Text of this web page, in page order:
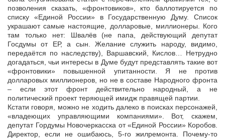
позволения сказать, «фронтовиков», кто баллотируется по
списку «Единой России» в Государственную Думу. Список
украшают самые настоящие, долларовые, миллионеры. Кого
там только нет: Швалёв (не папа, действующий депутат
Госдумы от ЕР, а сын. Желание служить народу, видимо,
передаётся по наследству), Варшавский, Кислов… Нетрудно
догадаться, чьи интересы в Думе будут представлять такие вот
«фронтовики» повышенной упитанности. Я не против
долларовых миллионеров, но не в составе Народного фронта
– если этот фронт действительно народный, а не
политический проект теряющей имидж правящей партии.
Кстати говоря, можно не ходить далеко в поисках персонажей,
«владеющих управляющими компаниями». Вот, скажем,
депутат Гордумы Новочеркасска от «Единой России» Коробов.
Директор, если не ошибаюсь, 5-го жилремонта. Почему-то